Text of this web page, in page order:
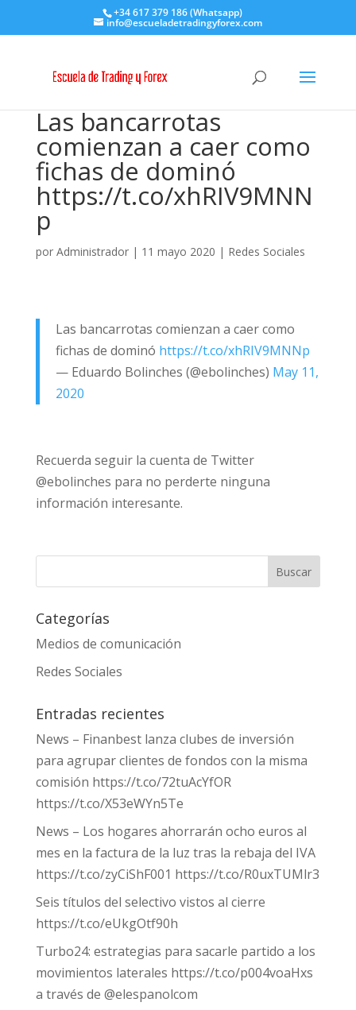
+34 617 379 186 (Whatsapp)
info@escueladetradingyforex.com
Las bancarrotas
comienzan a caer como
fichas de dominó
https://t.co/xhRIV9MNN
p
por Administrador| 11 mayo 2020 | Redes Sociales
Las bancarrotas comienzan a caer como
fichas de dominó https://t.co/xhRIV9MNNp
— Eduardo Bolinches (@ebolinches) May 11,
2020
Recuerda seguir la cuenta de Twitter
@ebolinches para no perderte ninguna
información interesante.
Categorías
Medios de comunicación
Redes Sociales
Entradas recientes
News – Finanbest lanza clubes de inversión
para agrupar clientes de fondos con la misma
comisión https://t.co/72tuAcYfOR
https://t.co/X53eWYn5Te
News – Los hogares ahorrarán ocho euros al
mes en la factura de la luz tras la rebaja del IVA
https://t.co/zyCiShF001 https://t.co/R0uxTUMlr3
Seis títulos del selectivo vistos al cierre
https://t.co/eUkgOtf90h
Turbo24: estrategias para sacarle partido a los
movimientos laterales https://t.co/p004voaHxs
a través de @elespanolcom